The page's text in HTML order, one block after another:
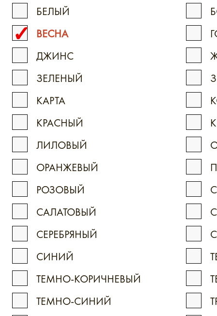
БЕЛЫЙ
ВЕСНА
ДЖИНС
ЗЕЛЕНЫЙ
КАРТА
КРАСНЫЙ
ЛИЛОВЫЙ
ОРАНЖЕВЫЙ
РОЗОВЫЙ
САЛАТОВЫЙ
СЕРЕБРЯНЫЙ
СИНИЙ
ТЕМНО-КОРИЧНЕВЫЙ
ТЕМНО-СИНИЙ